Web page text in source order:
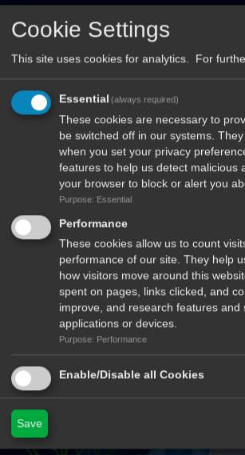
Στείλτε μας μήνυμα
E-mail
Αποστολή
Cookie Settings
This site uses cookies for analytics. For
Essential (always required)
These cookies are necessary to
be switched off in our systems.
when you set your privacy
features to help us detect malicious
your browser to block or alert you
Purpose: Essential
Performance
These cookies allow us to count
performance of our site. They help
how visitors move around this
spent on pages, links clicked, and
improve, and research features
applications or devices.
Purpose: Performance
Enable/Disable all Cookies
Save